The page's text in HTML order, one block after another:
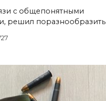
с общепонятными
решил поразнообразить